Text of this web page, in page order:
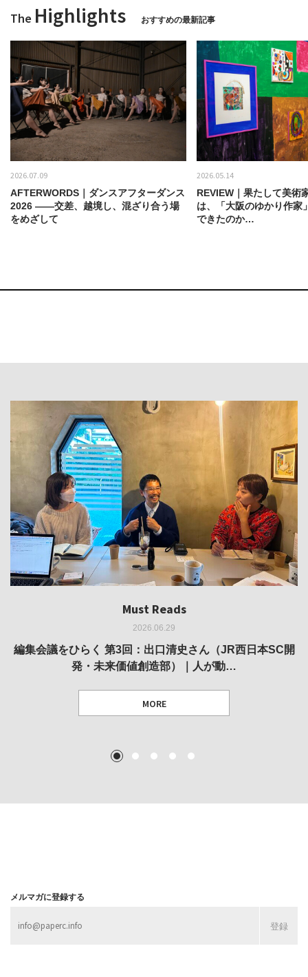
The Highlights おすすめの最新記事
2026.07.09
AFTERWORDS｜ダンスアフターダンス
2026 ——交差、越境し、混ざり合う場
をめざして
2026.05.14
REVIEW｜果たして美術
は、「大阪のゆかり作家
できたのか…
Must Reads
2026.06.29
編集会議をひらく 第3回：出口清史さん（JR西日本SC開
発・未来価値創造部）｜人が動…
MORE
Must Reads
2026.05.14
REVIEW｜果たして美術家・梅津庸一は、「大阪のゆかり
作家」となることができたのか…
Must Reads
2026.03.11
REPORT｜博覧会の残像
MORE
Must Reads
2026.02.25
REVIEW｜菊池聡太朗 個展「余りの風景」
MORE
Must Reads
2025.10.01
REVIEW｜生の存在証明としての線——「ライフライン」
展
1 2 3 4 5
メルマガに登録する